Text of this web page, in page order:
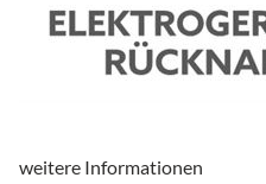
weitere Informationen